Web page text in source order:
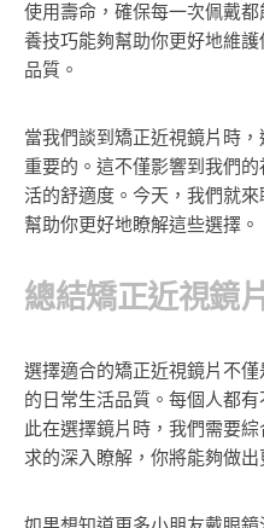
使用壽命，確保每一次佩戴
養技巧能夠幫助你更好地維
品質。
當我們談到矯正近視鏡片時
重要的。這不僅影響到我們
活的舒適度。今天，我們就
幫助你更好地瞭解這些選擇。
總結矯正近視鏡
選擇適合的矯正近視鏡片不
的日常生活品質。每個人都
此在選擇鏡片時，我們需要
求的深入瞭解，你將能夠做出